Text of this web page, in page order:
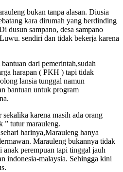
bukan tanpa alasan. Diusia
kara dirumah yang berdinding
dusun sampano, desa sampano
sendiri dan tidak bekerja karena
dari pemerintah,sudah
harapan ( PKH ) tapi tidak
lansia tunggal namun
bantuan untuk program
karena masih ada orang
” tutur marauleng.
harinya,Marauleng hanya
Marauleng bukannya tidak
perempuan tapi tinggal jauh
indonesia-malaysia. Sehingga kini